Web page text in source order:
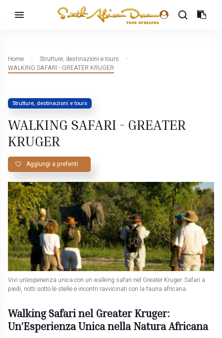
Home
Strutture, destinazioni e tours
WALKING SAFARI - GREATER KRUGER
Strutture, destinazioni e tours
WALKING SAFARI - GREATER
KRUGER
Aggiungi a preferiti
Vivi un’esperienza unica con un walking safari nel Greater Kruger. Safari a
piedi, notti sotto le stelle e incontri ravvicinati con la fauna africana.
Walking Safari nel Greater Kruger:
Un’Esperienza Unica nella Natura Africana